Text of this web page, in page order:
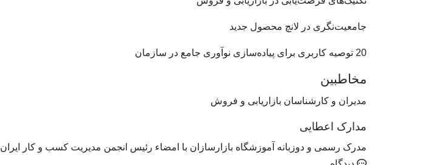
جامعیت‌نگری در لانچ محصول جدید
20 توصیه کاربری برای پیاده‌سازی نوآوری جامع در سازمان
مخاطبین
مدیران و کارشناسان بازاریابی و فروش
مدارک اعطایی
مدرک رسمی و دوزبانه آموزشگاه بازارسازان با امضاء رئیس انجمن مدیریت کسب و کار ایران